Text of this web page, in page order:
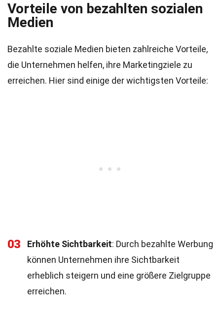
Vorteile von bezahlten sozialen
Medien
Bezahlte soziale Medien bieten zahlreiche Vorteile,
die Unternehmen helfen, ihre Marketingziele zu
erreichen. Hier sind einige der wichtigsten Vorteile:
03 Erhöhte Sichtbarkeit: Durch bezahlte Werbung
können Unternehmen ihre Sichtbarkeit
erheblich steigern und eine größere Zielgruppe
erreichen.